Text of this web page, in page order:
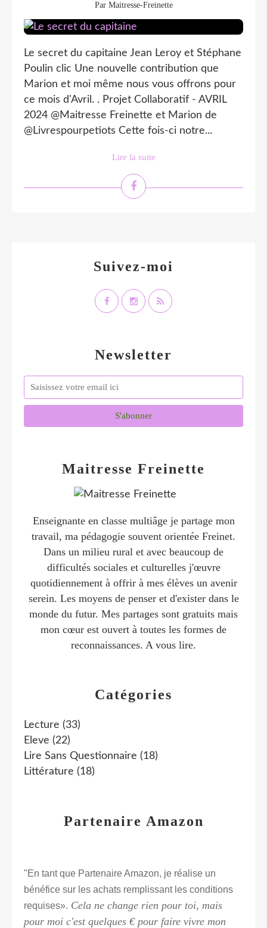
Par Maitresse-Freinette
Le secret du capitaine Jean Leroy et Stéphane
Poulin clic Une nouvelle contribution que
Marion et moi même nous vous offrons pour
ce mois d'Avril. . Projet Collaboratif - AVRIL
2024 @Maitresse Freinette et Marion de
@Livrespourpetiots Cette fois-ci notre...
Lire la suite
Newsletter
Catégories
Lecture (33)
Eleve (22)
Lire Sans Questionnaire (18)
Littérature (18)
Maitresse Freinette
Enseignante en classe multiâge je partage mon
travail, ma pédagogie souvent orientée Freinet.
Dans un milieu rural et avec beaucoup de
difficultés sociales et culturelles j'œuvre
quotidiennement à offrir à mes élèves un avenir
serein. Les moyens de penser et d'exister dans le
monde du futur. Mes partages sont gratuits mais
mon cœur est ouvert à toutes les formes de
reconnaissances. A vous lire.
Suivez-moi
Partenaire Amazon
"En tant que Partenaire Amazon, je réalise un
bénéfice sur les achats remplissant les conditions
requises». Cela ne change rien pour toi, mais
pour moi c'est quelques € pour faire vivre mon